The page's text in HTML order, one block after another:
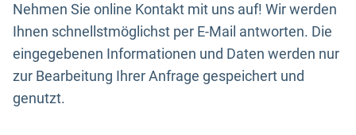
Nehmen Sie online Kontakt mit uns auf! Wir werden
Ihnen schnellstmöglichst per E-Mail antworten. Die
eingegebenen Informationen und Daten werden nur
zur Bearbeitung Ihrer Anfrage gespeichert und
genutzt.